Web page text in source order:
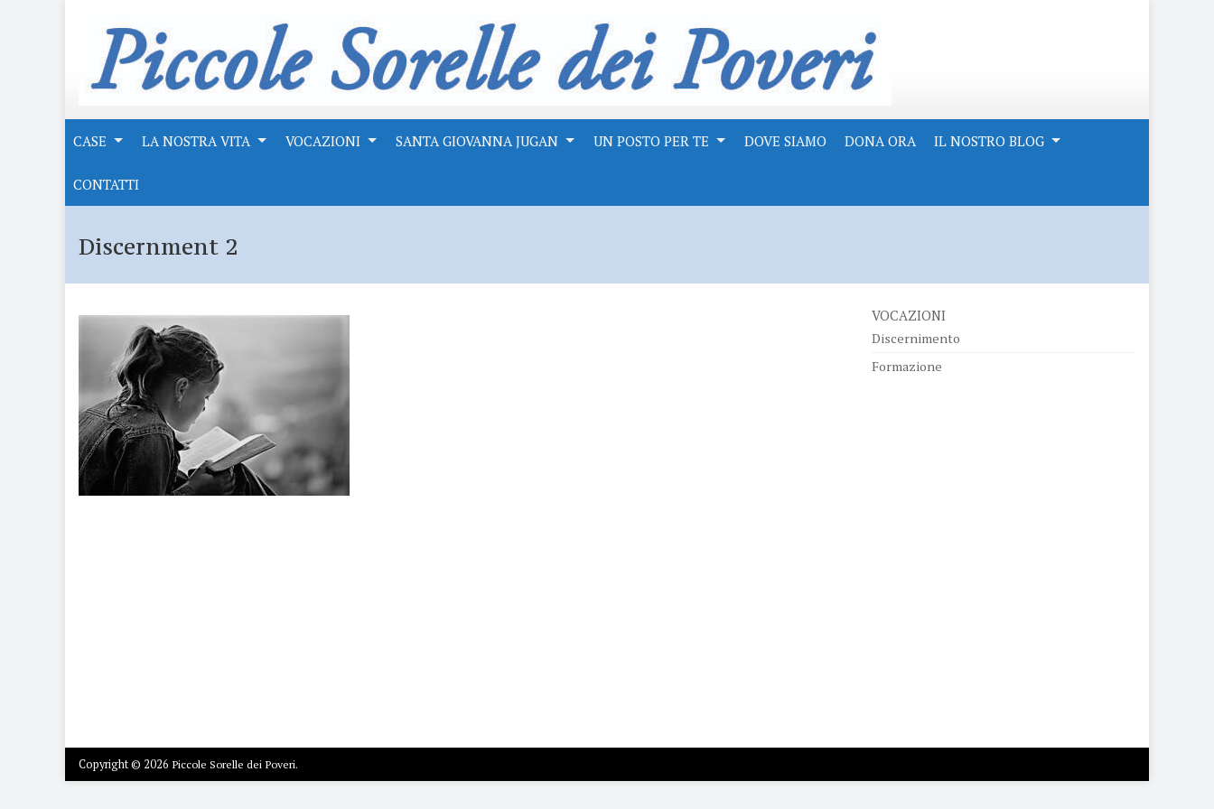
CASE LA NOSTRA VITA VOCAZIONI SANTA GIOVANNA JUGAN UN POSTO PER TE DOVE SIAMO DONA ORA IL NOSTRO BLOG
CONTATTI
Discernment 2
VOCAZIONI
Discernimento
Formazione
Copyright © 2026 Piccole Sorelle dei Poveri.